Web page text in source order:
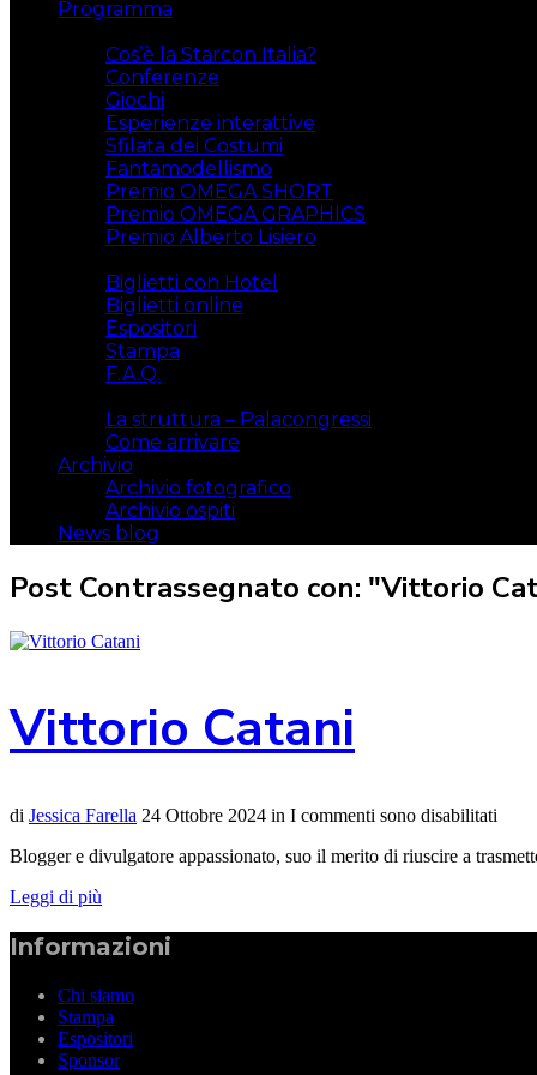
Programma
Cos’è la Starcon Italia?
Conferenze
Giochi
Esperienze interattive
Sfilata dei Costumi
Fantamodellismo
Premio OMEGA SHORT
Premio OMEGA GRAPHICS
Premio Alberto Lisiero
Biglietti con Hotel
Biglietti online
Espositori
Stampa
F.A.Q.
La struttura – Palacongressi
Come arrivare
Archivio
Archivio fotografico
Archivio ospiti
News blog
Post Contrassegnato con: "Vittorio
Vittorio Catani
di Jessica Farella 24 Ottobre 2024 in I commenti sono disabilitati
Blogger e divulgatore appassionato, suo il merito di riuscire a
Leggi di più
Informazioni
Chi siamo
Stampa
Espositori
Sponsor